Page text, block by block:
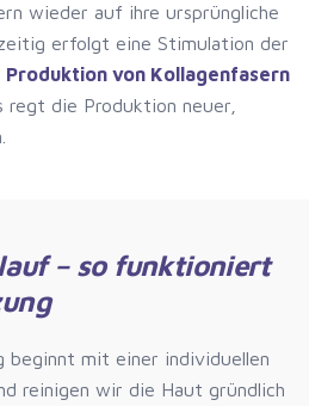
wieder auf ihre ursprüngliche
erfolgt eine Stimulation der
Produktion von Kollagenfasern
die Produktion neuer,
– so funktioniert
beginnt mit einer individuellen
reinigen wir die Haut gründlich